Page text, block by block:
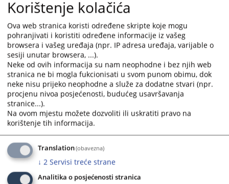
interact
with
the
calendar
and
select
a
date.
Press
the
question
mark
key
to
get
the
interact
with
the
calendar
and
select
a
date.
the
question
mark
key
to
the
vijeća Bosne i Hercegovine
Korištenje kolačića
Ova web stranica koristi određene skripte koje mogu
pohranjivati i koristiti određene informacije iz vašeg
browsera i vašeg uređaja (npr. IP adresa uređaja, varijable o
sesiji unutar browsera, ...).
Neke od ovih informacija su nam neophodne i bez njih web
stranica ne bi mogla fukcionisati u svom punom obimu, dok
neke nisu prijeko neophodne a služe za dodatne stvari (npr.
procjenu nivoa posjećenosti, budućeg usavršavanja
stranice...).
Na ovom mjestu možete dozvoliti ili uskratiti pravo na
korištenje tih informacija.
Translation(obavezna)
↓ 2 Servisi treće strane
Analitika o posjećenosti stranica